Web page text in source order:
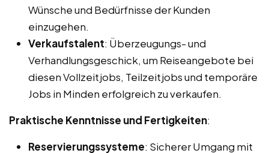
Wünsche und Bedürfnisse der Kunden
einzugehen.
Verkaufstalent: Überzeugungs- und
Verhandlungsgeschick, um Reiseangebote bei
diesen Vollzeitjobs, Teilzeitjobs und temporäre
Jobs in Minden erfolgreich zu verkaufen.
Praktische Kenntnisse und Fertigkeiten:
Reservierungssysteme: Sicherer Umgang mit